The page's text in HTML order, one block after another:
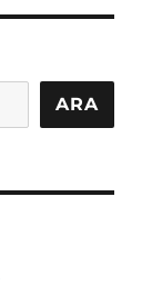
Yeni
Başlangıçlar
için
ARA